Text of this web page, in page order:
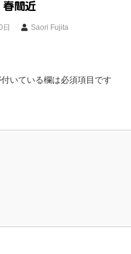
春間近
日 Saori Fujita
いている欄は必須項目です